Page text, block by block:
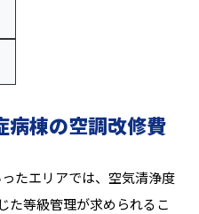
病棟の空調改修費
たエリアでは、空気清浄度
た等級管理が求められるこ